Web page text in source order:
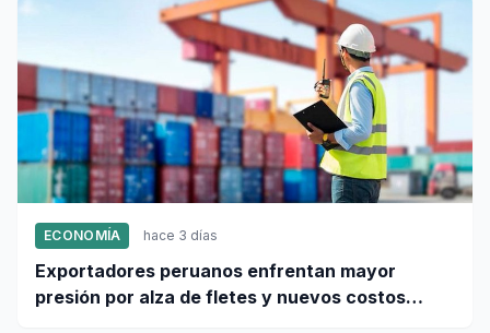
ECONOMÍA hace 3 días
Exportadores peruanos enfrentan mayor
presión por alza de fletes y nuevos costos